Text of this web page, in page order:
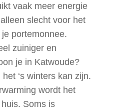
vaak meer energie
slecht voor het
portemonnee.
zuiniger en
je in Katwoude?
‘s winters kan zijn.
wordt het
Soms is